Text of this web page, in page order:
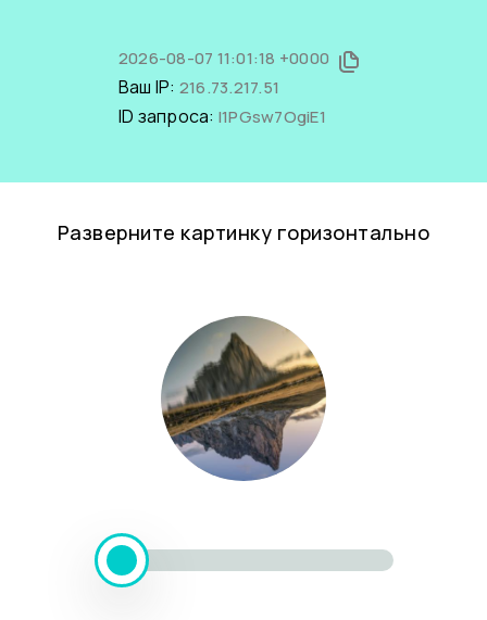
2026-08-07 11:01:18 +0000
Ваш IP: 216.73.217.51
ID запроса: I1PGsw7OgiE1
Разверните картинку горизонтально